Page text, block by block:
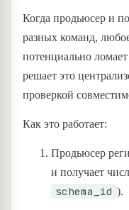
Когда продьюсер и
разных команд,
потенциально
решает это
проверкой
Как это работает:
Продьюсер
и получает
schema_id ).